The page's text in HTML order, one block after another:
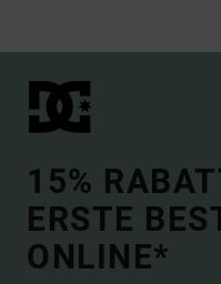
15%
ERSTE
ONLINE*